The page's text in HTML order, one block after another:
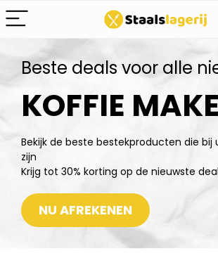
Beste deals voor alle
KOFFIE
Bekijk de beste bestekproducten die bij
zijn
Krijg tot 30% korting op de nieuwste
NU AFREKENEN